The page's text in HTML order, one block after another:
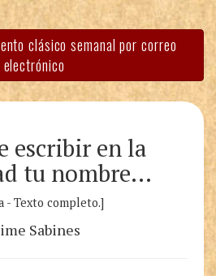
clásico semanal por correo
electrónico
escribir en la
tu nombre…
- Texto completo.]
Sabines